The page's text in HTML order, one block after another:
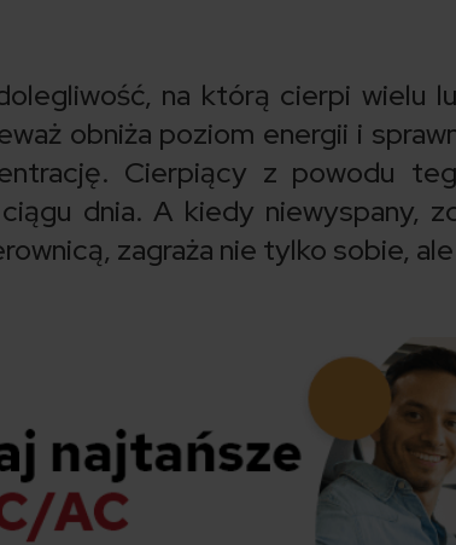
na którą cierpi wielu
obniża poziom energii i
Cierpiący z powodu
dnia. A kiedy niewyspany,
zagraża nie tylko sobie,